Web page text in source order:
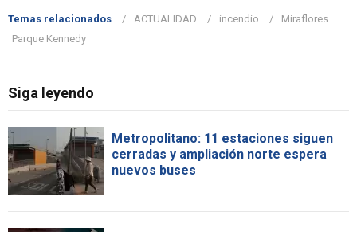
Temas relacionados ACTUALIDAD incendio
Miraflores
Parque Kennedy
Siga leyendo
Metropolitano: 11 estaciones siguen
cerradas y ampliación norte espera
nuevos buses